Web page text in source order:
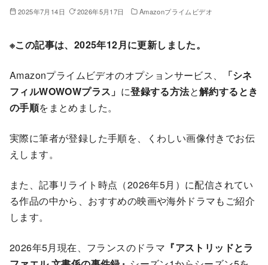
2025年7月14日 2026年5月17日 Amazonプライムビデオ
※この記事は、2025年12月に更新しました。
Amazonプライムビデオのオプションサービス、
「シネ
フィルWOWOWプラス」 に登録する方法と解約するとき
の手順をまとめました。
実際に筆者が登録した手順を、くわしい画像付きでお伝
えします。
また、記事リライト時点（2026年5月）に配信されてい
る作品の中から、おすすめの映画や海外ドラマもご紹介
します。
2026年5月現在、フランスのドラマ 『アストリッドとラ